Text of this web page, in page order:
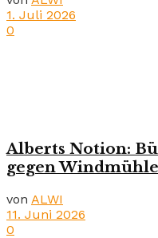
1. Juli 2026
0
Alberts Notion:
gegen
von ALWI
11. Juni 2026
0